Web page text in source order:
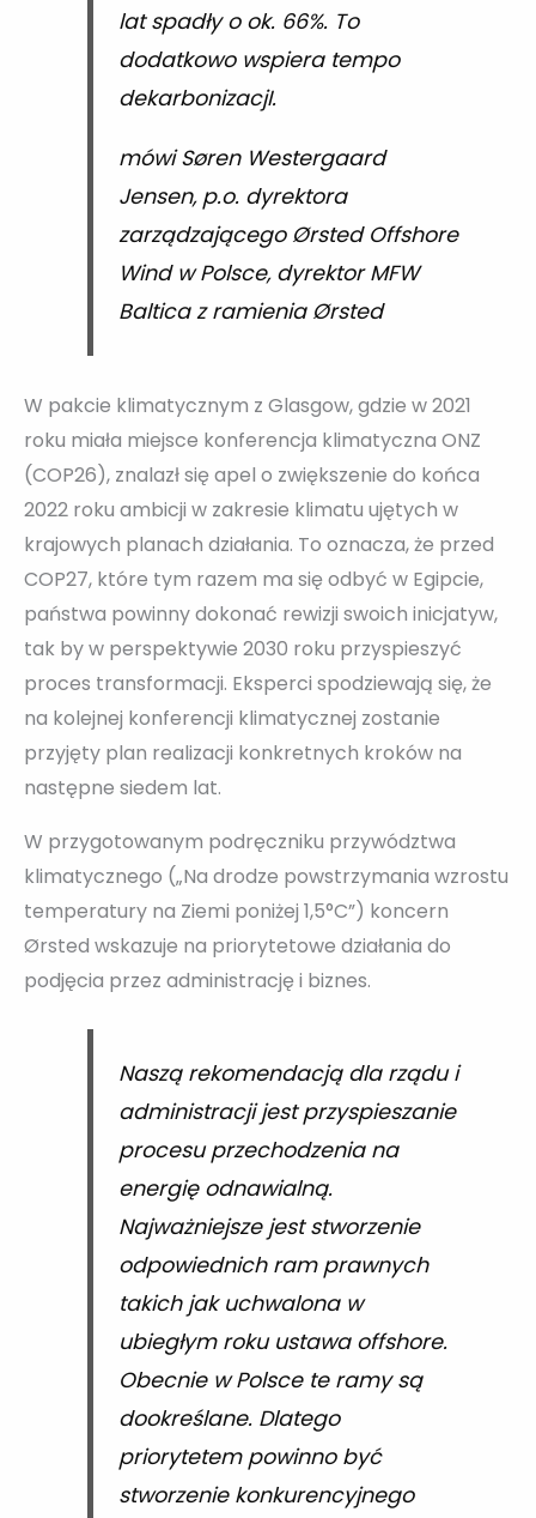
lat spadły o ok. 66%. To
dodatkowo wspiera tempo
dekarbonizacjI.
mówi Søren Westergaard
Jensen, p.o. dyrektora
zarządzającego Ørsted Offshore
Wind w Polsce, dyrektor MFW
Baltica z ramienia Ørsted
W pakcie klimatycznym z Glasgow, gdzie w 2021
roku miała miejsce konferencja klimatyczna ONZ
(COP26), znalazł się apel o zwiększenie do końca
2022 roku ambicji w zakresie klimatu ujętych w
krajowych planach działania. To oznacza, że przed
COP27, które tym razem ma się odbyć w Egipcie,
państwa powinny dokonać rewizji swoich inicjatyw,
tak by w perspektywie 2030 roku przyspieszyć
proces transformacji. Eksperci spodziewają się, że
na kolejnej konferencji klimatycznej zostanie
przyjęty plan realizacji konkretnych kroków na
następne siedem lat.
W przygotowanym podręczniku przywództwa
klimatycznego („Na drodze powstrzymania wzrostu
temperatury na Ziemi poniżej 1,5°C”) koncern
Ørsted wskazuje na priorytetowe działania do
podjęcia przez administrację i biznes.
Naszą rekomendacją dla rządu i
administracji jest przyspieszanie
procesu przechodzenia na
energię odnawialną.
Najważniejsze jest stworzenie
odpowiednich ram prawnych
takich jak uchwalona w
ubiegłym roku ustawa offshore.
Obecnie w Polsce te ramy są
dookreślane. Dlatego
priorytetem powinno być
stworzenie konkurencyjnego